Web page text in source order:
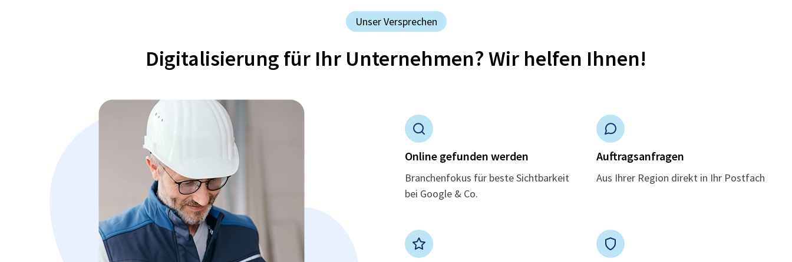
Unser Versprechen
Digitalisierung für Ihr Unternehmen? Wir helfen Ihnen!
Online gefunden werden
Branchenfokus für beste Sichtbarkeit
bei Google & Co.
Auftragsanfragen
Aus Ihrer Region direkt in Ihr Postfach